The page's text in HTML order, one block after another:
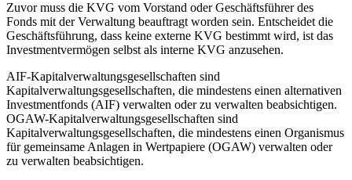
Zuvor muss die KVG vom Vorstand oder Geschäftsführer des
Fonds mit der Verwaltung beauftragt worden sein. Entscheidet die
Geschäftsführung, dass keine externe KVG bestimmt wird, ist das
Investmentvermögen selbst als interne KVG anzusehen.
AIF-Kapitalverwaltungsgesellschaften sind
Kapitalverwaltungsgesellschaften, die mindestens einen alternativen
Investmentfonds (AIF) verwalten oder zu verwalten beabsichtigen.
OGAW-Kapitalverwaltungsgesellschaften sind
Kapitalverwaltungsgesellschaften, die mindestens einen Organismus
für gemeinsame Anlagen in Wertpapiere (OGAW) verwalten oder
zu verwalten beabsichtigen.